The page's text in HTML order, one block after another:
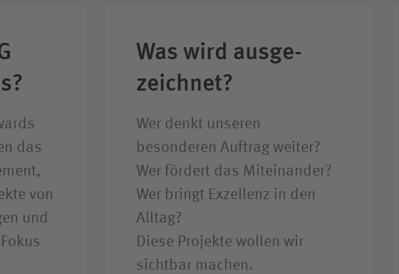
das
von
und
Was wird ausge­
zeichnet?
Wer denkt unseren
besonderen Auftrag weiter?
Wer fördert das Miteinander?
Wer bringt Exzellenz in den
Alltag?
Diese Projekte wollen wir
sichtbar machen.